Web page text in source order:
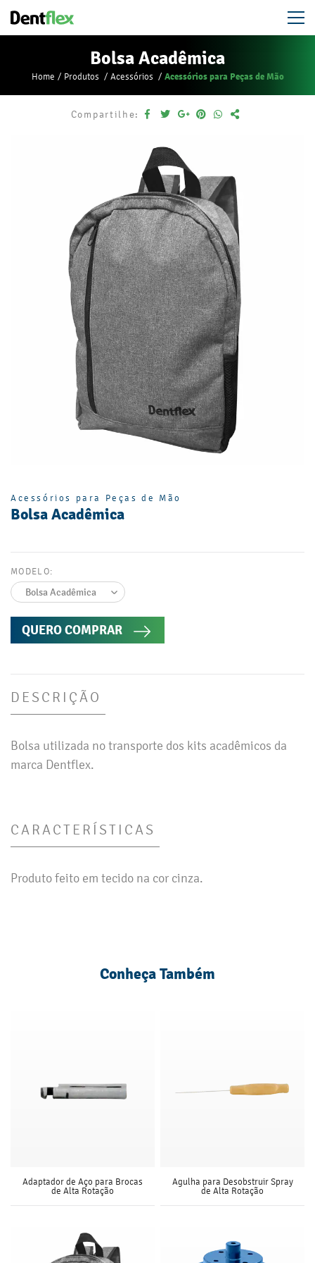
Bolsa Acadêmica
Home Produtos Acessórios Acessórios para Peças de Mão
Compartilhe:
Acessórios para Peças de Mão
Bolsa Acadêmica
MODELO:
QUERO COMPRAR
DESCRIÇÃO
Bolsa utilizada no transporte dos kits acadêmicos da
marca Dentflex.
CARACTERÍSTICAS
Produto feito em tecido na cor cinza.
Conheça Também
Adaptador de Aço para Brocas
de Alta Rotação
Agulha para Desobstruir Spray
de Alta Rotação